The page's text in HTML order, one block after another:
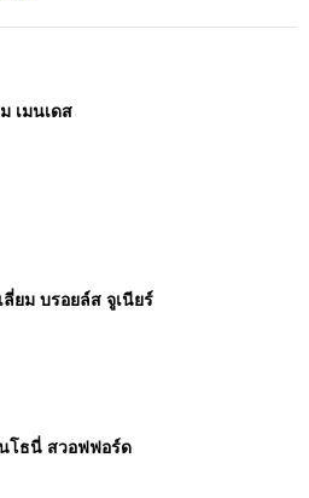
เมนเดส
ลี่ยม บรอยล์ส จูเนียร์
โธนี่ สวอฟฟอร์ด